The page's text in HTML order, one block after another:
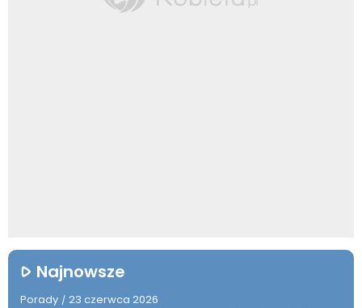
Najnowsze
Porady / 23 czerwca 2026